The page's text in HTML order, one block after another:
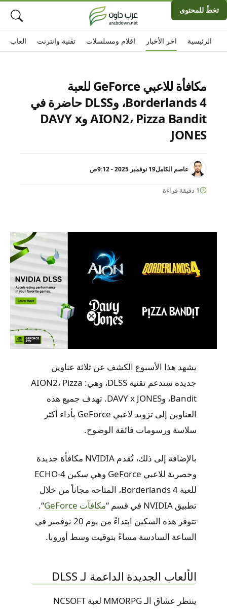
تخطّ للمحتوى
الرئيسية افلام ومسلسلات تقنية وانترنت العاب اخر الأخبار
مكافأة للاعبي GeForce للعبة
Borderlands 4، وDLSS حاضرة في
AION2، Pizza Bandit وDAVY x
JONES
عاصم الكامل19 نوفمبر 2025 - 9:12ص
1 دقيقة قراءة
يشهد هذا الأسبوع الكشف عن ثلاثة عناوين
جديدة ستدعم تقنية DLSS، وهي: AION2، Pizza
Bandit، وDAVY x JONES. تهدف جميع هذه
العناوين إلى تزويد لاعبي GeForce بأداء أكثر
سلاسة ورسومات فائقة الوضوح.
بالإضافة إلى ذلك، تُقدم NVIDIA مكافأة جديدة
وحصرية للاعبي GeForce وهي سكين ECHO-4
للعبة Borderlands 4، المتاحة مجاناً من خلال
تطبيق NVIDIA في قسم “
مكافآت GeForce
“.
تتوفر هذه السكين ابتداءً من يوم 20 نوفمبر في
الساعة السادسة مساءً بتوقيت وسط أوروبا.
الألعاب الجديدة الداعمة لـ DLSS
ينتظر عشاق الـ MMORPG لعبة NCSOFT